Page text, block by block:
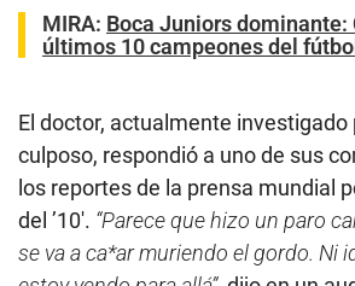
MIRA: Boca Juniors dominante:
últimos 10 campeones del
El doctor, actualmente
culposo, respondió a uno de sus
los reportes de la prensa mundial
del ’10′. “Parece que hizo un paro
se va a ca*ar muriendo el gordo. Ni